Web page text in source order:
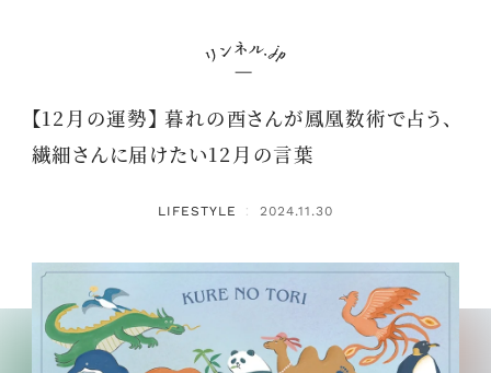
【12月の運勢】 暮れの酉さんが鳳凰数術で占う、
繊細さんに届けたい12月の言葉
LIFESTYLE ： 2024.11.30